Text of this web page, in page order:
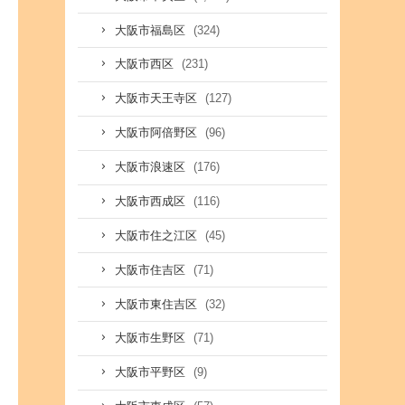
大阪市福島区 (324)
大阪市西区 (231)
大阪市天王寺区 (127)
大阪市阿倍野区 (96)
大阪市浪速区 (176)
大阪市西成区 (116)
大阪市住之江区 (45)
大阪市住吉区 (71)
大阪市東住吉区 (32)
大阪市生野区 (71)
大阪市平野区 (9)